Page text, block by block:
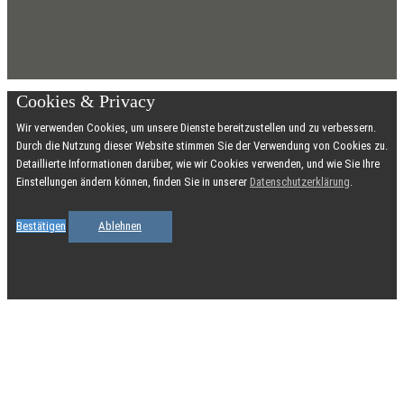
Cookies & Privacy
Wir verwenden Cookies, um unsere Dienste bereitzustellen und zu verbessern.
Durch die Nutzung dieser Website stimmen Sie der Verwendung von Cookies zu.
Detaillierte Informationen darüber, wie wir Cookies verwenden, und wie Sie Ihre
Einstellungen ändern können, finden Sie in unserer Datenschutzerklärung.
Bestätigen Ablehnen